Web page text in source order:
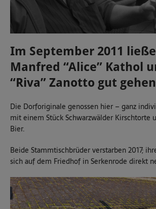
Im September 2011
Manfred “Alice” Kathol
“Riva” Zanotto gut
Die Dorforiginale genossen hier – ganz
mit einem Stück Schwarzwälder Kirschtorte
Bier.
Beide Stammtischbrüder verstarben 2017;
sich auf dem Friedhof in Serkenrode direkt